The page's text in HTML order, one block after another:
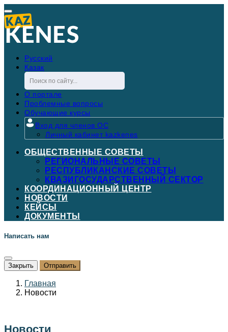
Русский
Қазақ
О портале
Проблемные вопросы
Обучающие курсы
Вход для членов ОС
Личный кабинет kazkenes
ОБЩЕСТВЕННЫЕ СОВЕТЫ
РЕГИОНАЛЬНЫЕ СОВЕТЫ
РЕСПУБЛИКАНСКИЕ СОВЕТЫ
КВАЗИГОСУДАРСТВЕННЫЙ СЕКТОР
КООРДИНАЦИОННЫЙ ЦЕНТР
НОВОСТИ
КЕЙСЫ
ДОКУМЕНТЫ
Написать нам
Закрыть
Главная
Новости
Новости